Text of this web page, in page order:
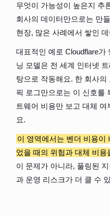
무엇이 가능성이 높은지 추
회사의 데이터만으로는 만
현장, 많은 사례에서 쌓인
대표적인 예로 Cloudflare가
닝 모델은 전 세계 인터넷
탕으로 작동해요. 한 회사
픽 로그만으로는 이 신호를
트웨어 비용만 보고 대체
요.
이 영역에서는 벤더 비용이
었을 때의 위험과 대체 비용
이 문제가 아니라, 풀링된
과 운영 리스크가 더 클 수